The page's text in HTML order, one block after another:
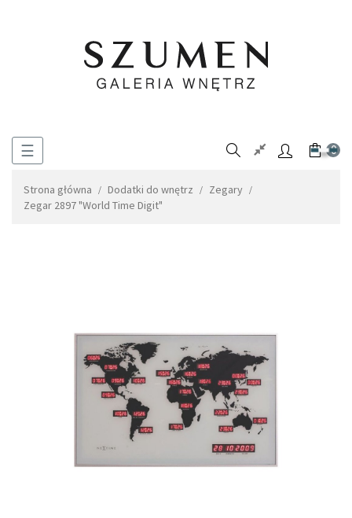
Toggle
☰ 0
Strona główna Dodatki do wnętrz
Zegary
Zegar 2897 "World Time Digit"